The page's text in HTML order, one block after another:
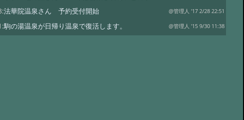
法華院温泉さん 予約受付開始 @管理人 '17 2/28 22:51
駒の湯温泉が日帰り温泉で復活します。 @管理人 '15 9/30 11:38